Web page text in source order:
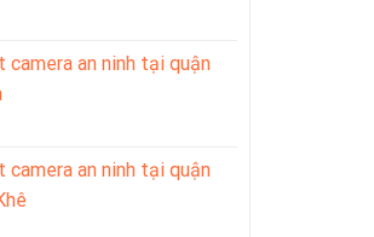
camera an ninh tại quận
camera an ninh tại quận